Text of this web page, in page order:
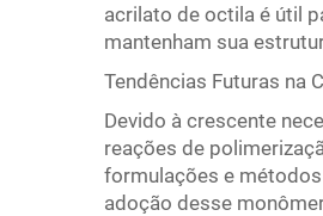
acrilato de octila é útil
mantenham sua
Tendências Futuras na
Devido à crescente
reações de
formulações e
adoção desse